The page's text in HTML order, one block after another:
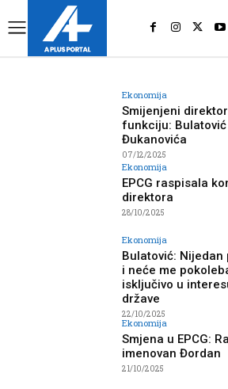
Ekonomija
Smijenjeni
funkciju:
Đukanovića
07/12/2025
Ekonomija
EPCG raspisala
direktora
28/10/2025
Ekonomija
Bulatović:
i neće me
isključivo u
države
22/10/2025
Ekonomija
Smjena u EPCG:
imenovan Đordan
21/10/2025